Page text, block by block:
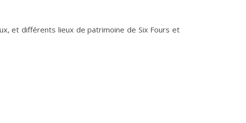
et différents lieux de patrimoine de Six Fours et